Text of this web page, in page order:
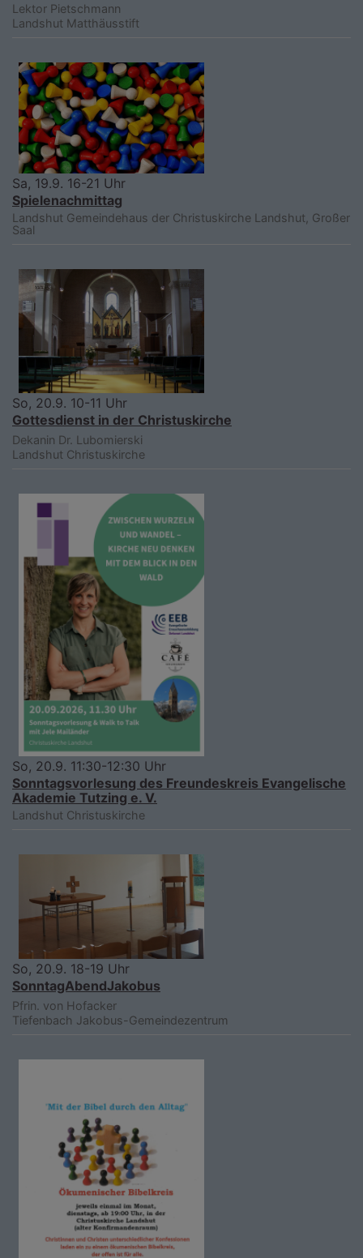
Lektor Pietschmann
Landshut Matthäusstift
Sa, 19.9. 16-21 Uhr
Spielenachmittag
Landshut Gemeindehaus der Christuskirche Landshut, Großer
Saal
So, 20.9. 10-11 Uhr
Gottesdienst in der Christuskirche
Dekanin Dr. Lubomierski
Landshut Christuskirche
So, 20.9. 11:30-12:30 Uhr
Sonntagsvorlesung des Freundeskreis Evangelische
Akademie Tutzing e. V.
Landshut Christuskirche
So, 20.9. 18-19 Uhr
SonntagAbendJakobus
Pfrin. von Hofacker
Tiefenbach Jakobus-Gemeindezentrum